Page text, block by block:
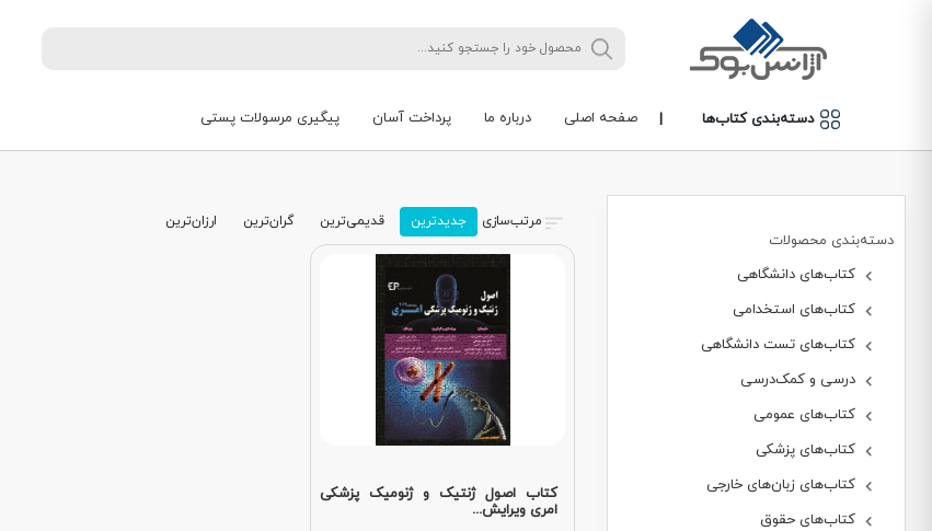
دسته‌بندی کتاب‌ها | صفحه اصلی درباره ما پرداخت آسان پیگیری مرسولات پستی
دسته‌بندی محصولات
کتاب‌های دانشگاهی
کتاب‌های استخدامی
کتاب‌های تست دانشگاهی
درسی و کمک‌درسی
کتاب‌های عمومی
کتاب‌های پزشکی
کتاب‌های زبان‌های خارجی
کتاب‌های حقوق
مرتب‌سازی جدیدترین قدیمی‌ترین گران‌ترین ارزان‌ترین
کتاب اصول ژنتیک و ژنومیک پزشکی
امری ویرایش...